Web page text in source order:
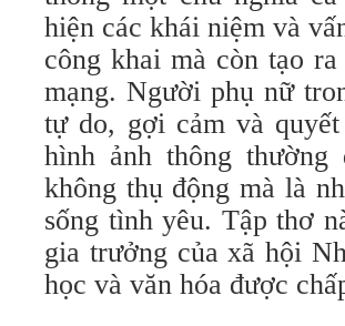
hiện các khái niệm và
công khai mà còn tạo
mạng. Người phụ nữ
tự do, gợi cảm và
hình ảnh thông
không thụ động mà là
sống tình yêu. Tập thơ
gia trưởng của xã hội
học và văn hóa được